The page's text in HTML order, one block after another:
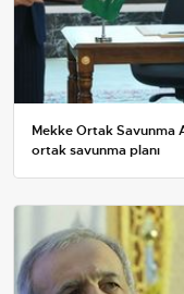
Mekke Ortak Savunma
ortak savunma planı